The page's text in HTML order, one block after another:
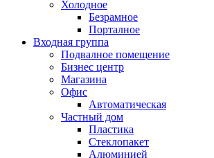
Холодное
Безрамное
Порталное
Входная группа
Подвалное помещение
Бизнес центр
Магазина
Офис
Автоматическая
Частный дом
Пластика
Стеклопакет
Алюминией